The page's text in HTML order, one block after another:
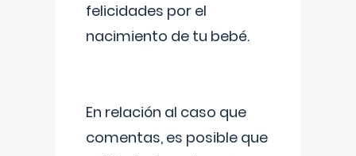
felicidades por el
nacimiento de tu bebé.
En relación al caso que
comentas, es posible que